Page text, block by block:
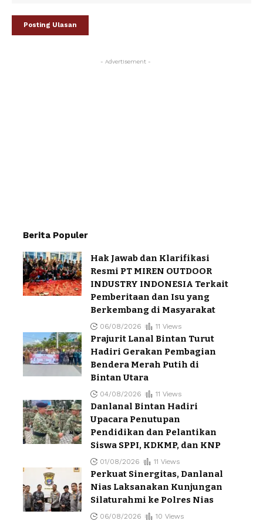
- Advertisement -
Berita Populer
Hak Jawab dan Klarifikasi
Resmi PT MIREN OUTDOOR
INDUSTRY INDONESIA Terkait
Pemberitaan dan Isu yang
Berkembang di Masyarakat
06/08/2026 11 Views
Prajurit Lanal Bintan Turut
Hadiri Gerakan Pembagian
Bendera Merah Putih di
Bintan Utara
04/08/2026 11 Views
Danlanal Bintan Hadiri
Upacara Penutupan
Pendidikan dan Pelantikan
Siswa SPPI, KDKMP, dan KNP
01/08/2026 11 Views
Perkuat Sinergitas, Danlanal
Nias Laksanakan Kunjungan
Silaturahmi ke Polres Nias
06/08/2026 10 Views